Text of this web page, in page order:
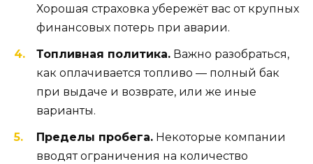
Хорошая страховка убережёт вас от крупных
финансовых потерь при аварии.
Топливная политика. Важно разобраться,
как оплачивается топливо — полный бак
при выдаче и возврате, или же иные
варианты.
Пределы пробега. Некоторые компании
вводят ограничения на количество